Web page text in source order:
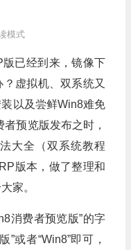
模式
已经到来，镜像下
虚拟机、双系统又
以及尝鲜Win8难免
预览版发布之时，
大全（双系统教程
版本，做了整理和
家。
消费者预览版”的字
或者“Win8”即可，